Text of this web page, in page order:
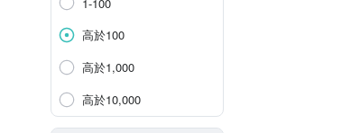
高於100
高於1,000
高於10,000